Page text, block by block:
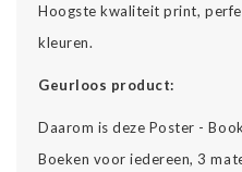
Hoogste kwaliteit print,
kleuren.
Geurloos product:
Daarom is deze Poster -
Boeken voor iedereen, 3